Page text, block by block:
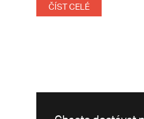
ČÍST CELÉ